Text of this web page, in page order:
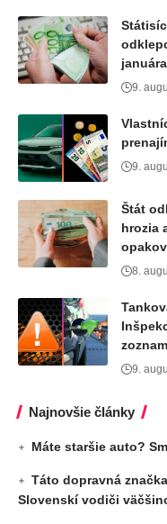
9.
9.
Štát
hrozia
8.
9.
Najnovšie články
Máte staršie auto?
Táto dopravná
Slovenskí vodiči